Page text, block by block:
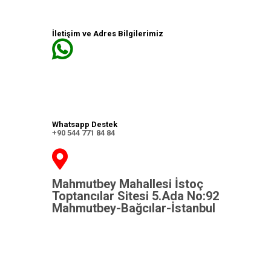
İletişim ve Adres Bilgilerimiz
Whatsapp Destek
+90 544 771 84 84
Mahmutbey Mahallesi İstoç
Toptancılar Sitesi 5.Ada No:92
Mahmutbey-Bağcılar-İstanbul